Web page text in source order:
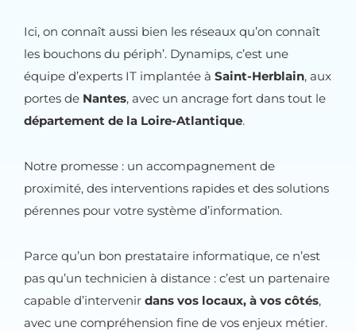
Ici, on connaît aussi bien les réseaux qu’on connaît
les bouchons du périph’. Dynamips, c’est une
équipe d’experts IT implantée à Saint-Herblain, aux
portes de Nantes, avec un ancrage fort dans tout le
département de la Loire-Atlantique.
Notre promesse : un accompagnement de
proximité, des interventions rapides et des solutions
pérennes pour votre système d’information.
Parce qu’un bon prestataire informatique, ce n’est
pas qu’un technicien à distance : c’est un partenaire
capable d’intervenir dans vos locaux, à vos côtés,
avec une compréhension fine de vos enjeux métier.